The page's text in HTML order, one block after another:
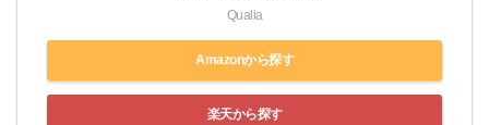
Qualia
Amazonから探す
楽天から探す